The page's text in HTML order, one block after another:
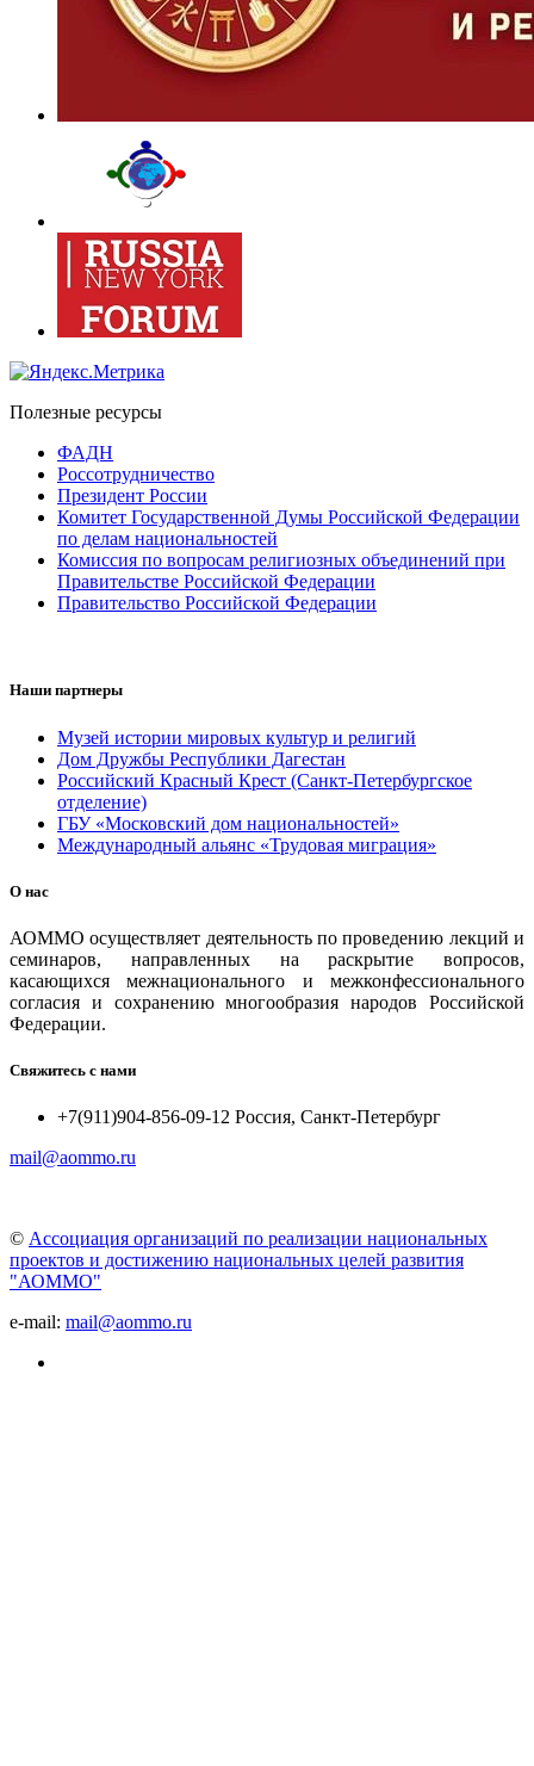
Полезные ресурсы
ФАДН
Россотрудничество
Президент России
Комитет Государственной Думы Российской Федерации
по делам национальностей
Комиссия по вопросам религиозных объединений при
Правительстве Российской Федерации
Правительство Российской Федерации
Наши партнеры
Музей истории мировых культур и религий
Дом Дружбы Республики Дагестан
Российский Красный Крест (Санкт-Петербургское
отделение)
ГБУ «Московский дом национальностей»
Международный альянс «Трудовая миграция»
О нас
АОММО осуществляет деятельность по проведению лекций и
семинаров, направленных на раскрытие вопросов,
касающихся межнационального и межконфессионального
согласия и сохранению многообразия народов Российской
Федерации.
Свяжитесь с нами
+7(911)904-856-09-12 Россия, Санкт-Петербург
mail@aommo.ru
© Ассоциация организаций по реализации национальных
проектов и достижению национальных целей развития
"АОММО"
e-mail: mail@aommo.ru